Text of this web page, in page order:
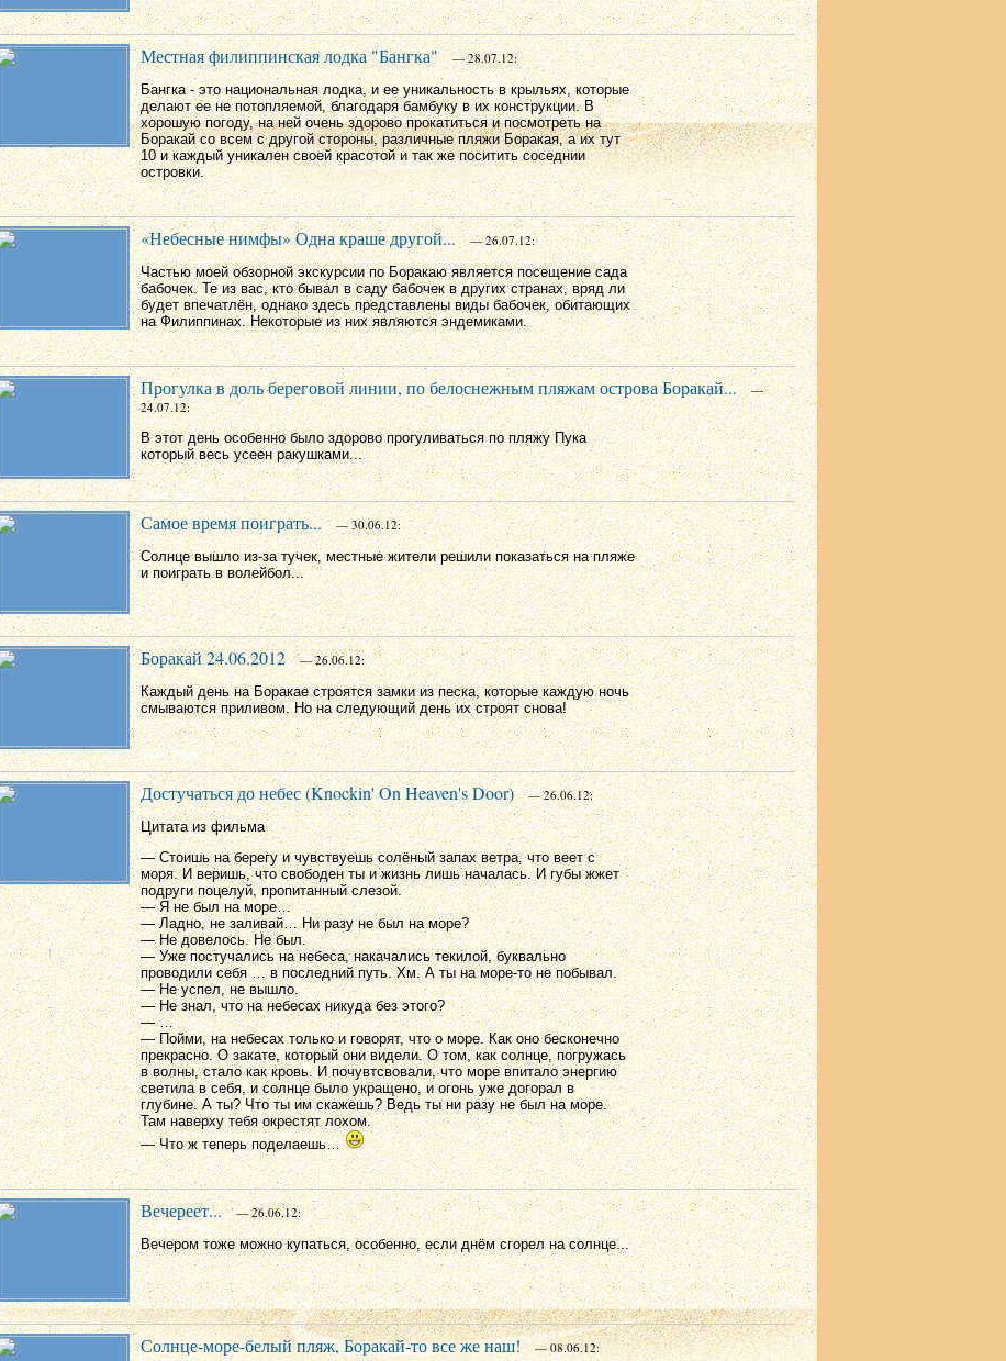
Местная филиппинская лодка "Бангка"
— 28.07.12:
Бангка - это национальная лодка, и ее уникальность в крыльях, которые
делают ее не потопляемой, благодаря бамбуку в их конструкции. В
хорошую погоду, на ней очень здорово прокатиться и посмотреть на
Боракай со всем с другой стороны, различные пляжи Боракая, а их тут
10 и каждый уникален своей красотой и так же поситить соседнии
островки.
«Небесные нимфы» Одна краше другой...
— 26.07.12:
Частью моей обзорной экскурсии по Боракаю является посещение сада
бабочек. Те из вас, кто бывал в саду бабочек в других странах, вряд ли
будет впечатлён, однако здесь представлены виды бабочек, обитающих
на Филиппинах. Некоторые из них являются эндемиками.
Прогулка в доль береговой линии, по белоснежным пляжам острова Боракай...
—
24.07.12:
В этот день особенно было здорово прогуливаться по пляжу Пука
который весь усеен ракушками...
Самое время поиграть...
— 30.06.12:
Солнце вышло из-за тучек, местные жители решили показаться на пляже
и поиграть в волейбол...
Боракай 24.06.2012
— 26.06.12:
Каждый день на Боракае строятся замки из песка, которые каждую ночь
смываются приливом. Но на следующий день их строят снова!
Достучаться до небес (Knockin' On Heaven's Door)
— 26.06.12:
Цитата из фильма
— Стоишь на берегу и чувствуешь солёный запах ветра, что веет с
моря. И веришь, что свободен ты и жизнь лишь началась. И губы жжет
подруги поцелуй, пропитанный слезой.
— Я не был на море…
— Ладно, не заливай… Ни разу не был на море?
— Не довелось. Не был.
— Уже постучались на небеса, накачались текилой, буквально
проводили себя … в последний путь. Хм. А ты на море-то не побывал.
— Не успел, не вышло.
— Не знал, что на небесах никуда без этого?
— …
— Пойми, на небесах только и говорят, что о море. Как оно бесконечно
прекрасно. О закате, который они видели. О том, как солнце, погружась
в волны, стало как кровь. И почувтсвовали, что море впитало энергию
светила в себя, и солнце было укращено, и огонь уже догорал в
глубине. А ты? Что ты им скажешь? Ведь ты ни разу не был на море.
Там наверху тебя окрестят лохом.
— Что ж теперь поделаешь…
Вечереет... — 26.06.12:
Вечером тоже можно купаться, особенно, если днём сгорел на солнце...
Солнце-море-белый пляж, Боракай-то все же наш! — 08.06.12: